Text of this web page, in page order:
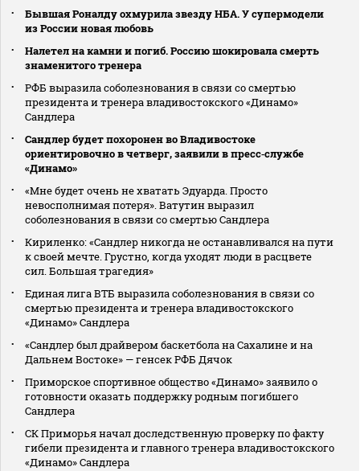
Бывшая Роналду охмурила звезду НБА. У супермодели
из России новая любовь
Налетел на камни и погиб. Россию шокировала смерть
знаменитого тренера
РФБ выразила соболезнования в связи со смертью
президента и тренера владивостокского «Динамо»
Сандлера
Сандлер будет похоронен во Владивостоке
ориентировочно в четверг, заявили в пресс‑службе
«Динамо»
«Мне будет очень не хватать Эдуарда. Просто
невосполнимая потеря». Ватутин выразил
соболезнования в связи со смертью Сандлера
Кириленко: «Сандлер никогда не останавливался на пути
к своей мечте. Грустно, когда уходят люди в расцвете
сил. Большая трагедия»
Единая лига ВТБ выразила соболезнования в связи со
смертью президента и тренера владивостокского
«Динамо» Сандлера
«Сандлер был драйвером баскетбола на Сахалине и на
Дальнем Востоке» — генсек РФБ Дячок
Приморское спортивное общество «Динамо» заявило о
готовности оказать поддержку родным погибшего
Сандлера
СК Приморья начал доследственную проверку по факту
гибели президента и главного тренера владивостокского
«Динамо» Сандлера